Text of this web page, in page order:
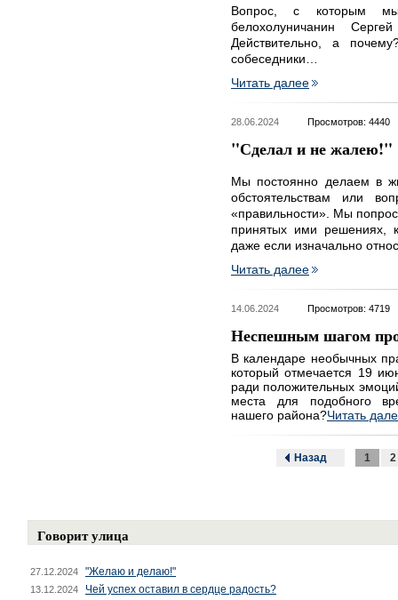
Вопрос, с которым
белохолуничанин
Действительно, а
собеседники…
Читать далее
28.06.2024 Просмотров: 4440
"Сделал и не жалею!"
Мы постоянно делаем в
обстоятельствам или
«правильности». Мы
принятых ими решениях,
даже если изначально
Читать далее
14.06.2024 Просмотров: 4719
Неспешным шагом
В календаре необычных
который отмечается 19
ради положительных
места для подобного
нашего района?Читать
Назад 1 2
Говорит улица
27.12.2024 "Желаю и делаю!"
13.12.2024 Чей успех оставил в сердце радость?